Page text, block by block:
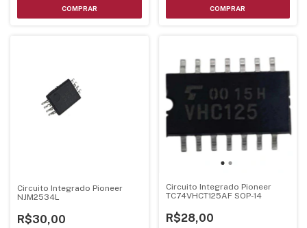
Circuito Integrado Pioneer
NJM2534L
R$30,00
Circuito Integrado Pioneer
TC74VHCT125AF SOP-14
R$28,00